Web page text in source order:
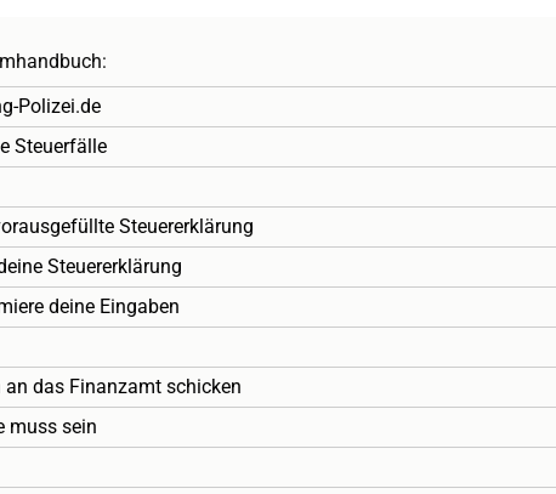
Polizei.de
Steuerfälle
Steuererklärung
Steuererklärung
deine Eingaben
das Finanzamt schicken
muss sein